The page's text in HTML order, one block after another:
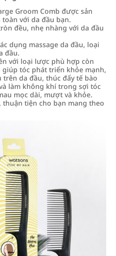
Groom Comb được sản
với da đầu bạn.
đều, nhẹ nhàng với da đầu
dụng massage da đầu, loại
đầu.
với loại lược phù hợp còn
tóc phát triển khỏe mạnh,
da đầu, thúc đẩy tế bào
làm không khí trong sợi tóc
mọc dài, mượt và khỏe.
tiện cho bạn mang theo